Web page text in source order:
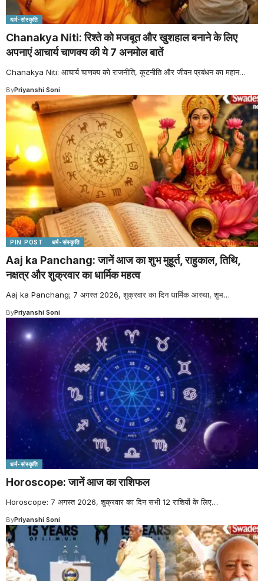
धर्म-संस्कृति
Chanakya Niti: रिश्ते को मजबूत और खुशहाल बनाने के लिए
अपनाएं आचार्य चाणक्य की ये 7 अनमोल बातें
Chanakya Niti: आचार्य चाणक्य को राजनीति, कूटनीति और जीवन प्रबंधन का महान…
ByPriyanshi Soni
PIN POST धर्म-संस्कृति
Aaj ka Panchang: जानें आज का शुभ मुहूर्त, राहुकाल, तिथि,
नक्षत्र और शुक्रवार का धार्मिक महत्व
Aaj ka Panchang; 7 अगस्त 2026, शुक्रवार का दिन धार्मिक आस्था, शुभ…
ByPriyanshi Soni
धर्म-संस्कृति
Horoscope: जानें आज का राशिफल
Horoscope: 7 अगस्त 2026, शुक्रवार का दिन सभी 12 राशियों के लिए…
ByPriyanshi Soni